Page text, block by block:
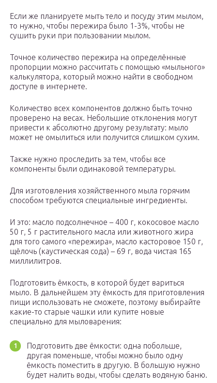
Если же планируете мыть тело и посуду этим мылом,
то нужно, чтобы пережира было 1-3%, чтобы не
сушить руки при пользовании мылом.
Точное количество пережира на определённые
пропорции можно рассчитать с помощью «мыльного»
калькулятора, который можно найти в свободном
доступе в интернете.
Количество всех компонентов должно быть точно
проверено на весах. Небольшие отклонения могут
привести к абсолютно другому результату: мыло
может не омылиться или получится слишком сухим.
Также нужно проследить за тем, чтобы все
компоненты были одинаковой температуры.
Для изготовления хозяйственного мыла горячим
способом требуются специальные ингредиенты.
И это: масло подсолнечное – 400 г, кокосовое масло
50 г, 5 г растительного масла или животного жира
для того самого «пережира», масло касторовое 150 г,
щёлочь (каустическая сода) – 69 г, вода чистая 165
миллилитров.
Подготовить ёмкость, в которой будет вариться
мыло. В дальнейшем эту ёмкость для приготовления
пищи использовать не сможете, поэтому выбирайте
какие-то старые чашки или купите новые
специально для мыловарения:
Подготовить две ёмкости: одна побольше,
другая поменьше, чтобы можно было одну
ёмкость поместить в другую. В большую нужно
будет налить воды, чтобы сделать водяную баню.